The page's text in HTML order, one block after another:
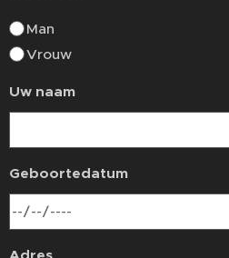
Man
Vrouw
Uw naam
Geboortedatum